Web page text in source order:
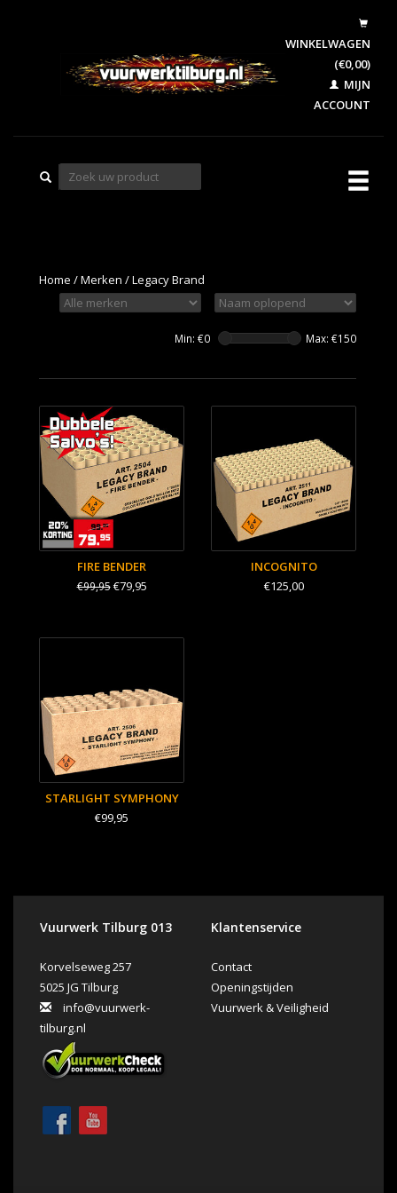
WINKELWAGEN
(€0,00)
MIJN
ACCOUNT
Home /Merken /Legacy Brand
Min: €0 Max: €150
FIRE BENDER
€99,95€79,95
INCOGNITO
€125,00
STARLIGHT SYMPHONY
€99,95
Vuurwerk Tilburg 013
Korvelseweg 257
5025 JG Tilburg
info@vuurwerk-
tilburg.nl
Klantenservice
Contact
Openingstijden
Vuurwerk & Veiligheid